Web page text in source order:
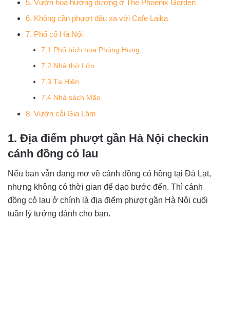
5. Vườn hoa hướng dương ở The Phoenix Garden
6. Không cần phượt đâu xa với Cafe Laika
7. Phố cổ Hà Nội
7.1 Phố bích họa Phùng Hưng
7.2 Nhà thờ Lớn
7.3 Tạ Hiện
7.4 Nhà sách Mão
8. Vườn cải Gia Lâm
1. Địa điểm phượt gần Hà Nội checkin
cánh đồng cỏ lau
Nếu bạn vẫn đang mơ về cánh đồng cỏ hồng tại Đà Lạt,
nhưng không có thời gian để dạo bước đến. Thì cánh
đồng cỏ lau ở chính là địa điểm phượt gần Hà Nội cuối
tuần lý tưởng dành cho bạn.